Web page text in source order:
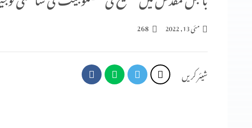
مئی 13, 2022 268
شیئر کریں